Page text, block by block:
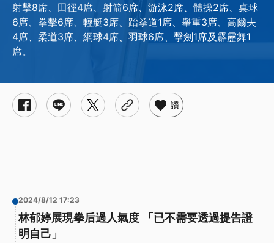
射擊8席、田徑4席、射箭6席、游泳2席、體操2席、桌球
6席、拳擊6席、輕艇3席、跆拳道1席、舉重3席、高爾夫
4席、柔道3席、網球4席、羽球6席、擊劍1席及霹靂舞1
席。
讚
2024/8/12 17:23
林郁婷展現拳后過人氣度 「已不需要透過提告證
明自己」